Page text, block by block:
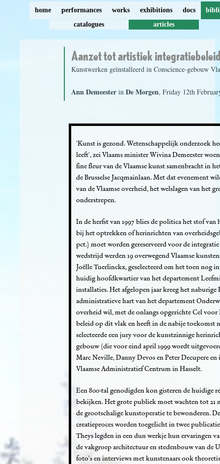
home performances works exhibitions docs
catalogues
articles
Aanzet tot artistiek
Kunstwerken geïnstalleerd in Conscience-gebouw
Ann Demeester in De Morgen, Friday 12th
'Kunst is gezond. Wetenschappelijk onderzoek
leeft', zei Vlaams minister Wivina Demeester
fine fleur van de Vlaamse kunst samenbracht in
de Brusselse Jacqmainlaan. Met dat evenement
van de Vlaamse overheid, het welslagen van het
onderstrepen.
In de herfst van 1997 blies de politica het stof van
bij het optrekken of herinrichten van
pct.) moet worden gereserveerd voor de
wedstrijd werden 19 overwegend Vlaamse
Joëlle Tuerlinckx, geselecteerd om het toen nog
huidig hoofdkwartier van het departement
installaties. Het afgelopen jaar kreeg het
administratieve hart van het departement
overheid wil, met de onlangs opgerichte Cel
beleid op dit vlak en heeft in de nabije toekomst
selecteerde een jury voor de kunstzinnige
gebouw (die voor eind april 1999 wordt
Marc Neville, Danny Devos en Peter Decupere
Vlaamse Administratief Centrum in Hasselt.
Een 800-tal genodigden kon gisteren de huidige
bekijken. Het grote publiek moet wachten tot 21
de grootschalige kunstoperatie te bewonderen.
creatieproces worden toegelicht in twee
Theys legden in een dun werkje hun ervaringen
de vakgroep architectuur en stedenbouw van de
foto's en interviews met kunstenaars ook